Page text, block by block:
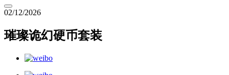
02/12/2026
璀璨诡幻硬币套装